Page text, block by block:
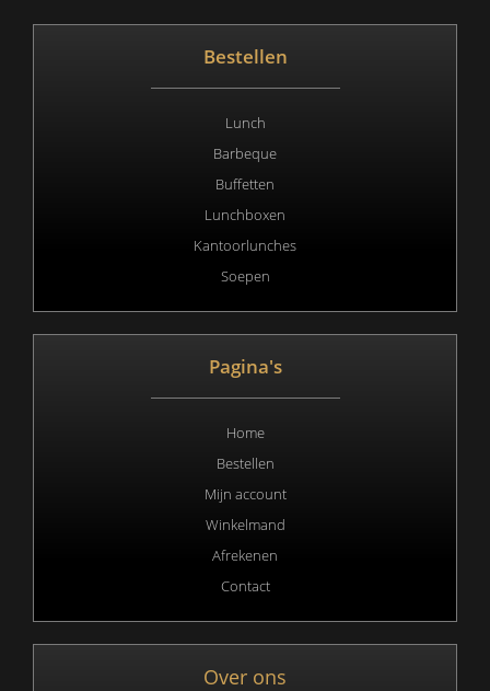
Bestellen
Lunch
Barbeque
Buffetten
Lunchboxen
Kantoorlunches
Soepen
Pagina's
Home
Bestellen
Mijn account
Winkelmand
Afrekenen
Contact
Over ons